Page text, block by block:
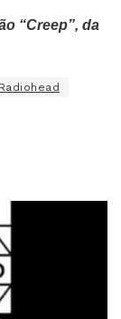
“Creep”, da
Radiohead